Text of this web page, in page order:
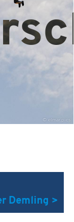
© elmar.pics
Demling >